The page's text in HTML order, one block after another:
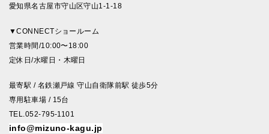
愛知県名古屋市守山区守山1-1-18
▼CONNECTショールーム
営業時間/10:00〜18:00
定休日/水曜日・木曜日
最寄駅 / 名鉄瀬戸線 守山自衛隊前駅 徒歩5分
専用駐車場 / 15台
TEL.052-795-1101
info@mizuno-kagu.jp